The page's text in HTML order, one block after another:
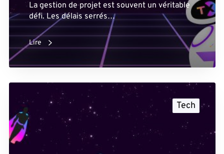
La gestion de projet est souvent un véritable
défi. Les délais serrés…
Lire
Tech